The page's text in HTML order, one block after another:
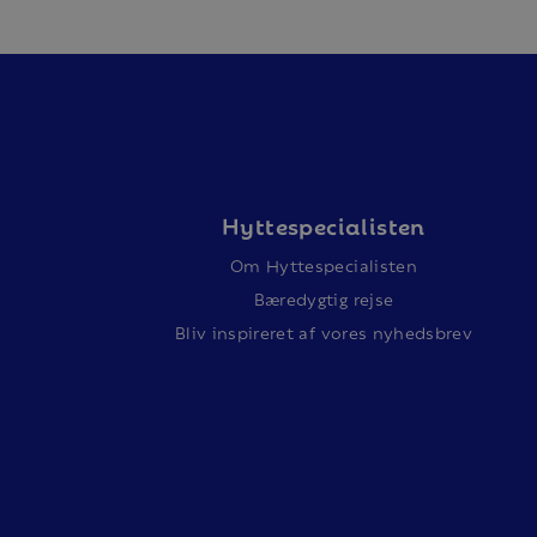
Hyttespecialisten
Om Hyttespecialisten
Bæredygtig rejse
Bliv inspireret af vores nyhedsbrev